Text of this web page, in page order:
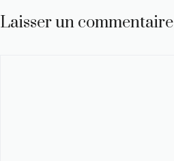
Laisser un commentaire